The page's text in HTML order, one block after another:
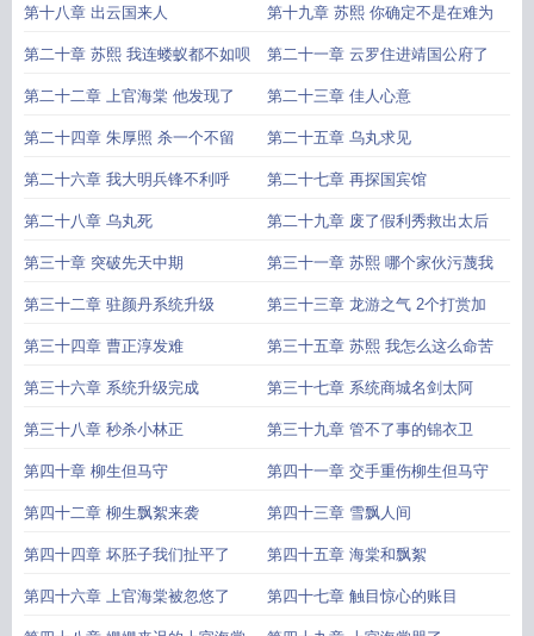
第十八章 出云国来人 第十九章 苏熙 你确定不是在难为
第二十章 苏熙 我连蝼蚁都不如呗 第二十一章 云罗住进靖国公府了
第二十二章 上官海棠 他发现了 第二十三章 佳人心意
第二十四章 朱厚照 杀一个不留 第二十五章 乌丸求见
第二十六章 我大明兵锋不利呼 第二十七章 再探国宾馆
第二十八章 乌丸死 第二十九章 废了假利秀救出太后
第三十章 突破先天中期 第三十一章 苏熙 哪个家伙污蔑我
第三十二章 驻颜丹系统升级 第三十三章 龙游之气 2个打赏加
第三十四章 曹正淳发难 第三十五章 苏熙 我怎么这么命苦
第三十六章 系统升级完成 第三十七章 系统商城名剑太阿
第三十八章 秒杀小林正 第三十九章 管不了事的锦衣卫
第四十章 柳生但马守 第四十一章 交手重伤柳生但马守
第四十二章 柳生飘絮来袭 第四十三章 雪飘人间
第四十四章 坏胚子我们扯平了 第四十五章 海棠和飘絮
第四十六章 上官海棠被忽悠了 第四十七章 触目惊心的账目